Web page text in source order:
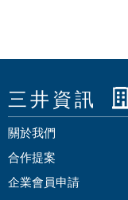
三井資訊
關於我們
合作提案
企業會員申請